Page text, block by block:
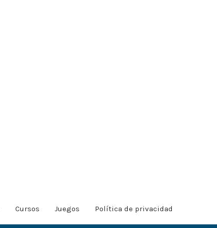
Cursos Juegos Política de privacidad